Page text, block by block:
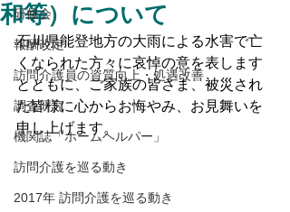
研修会
報酬改定
訪問介護員の資質向上・処遇改善
調査研究
機関誌「ホームヘルパー」
訪問介護を巡る動き
2017年 訪問介護を巡る動き
和等）について
石川県能登地方の大雨による水害で亡
くなられた方々に哀悼の意を表します
とともに、ご家族の皆さま、被災され
た皆様に心からお悔やみ、お見舞いを
申し上げます。